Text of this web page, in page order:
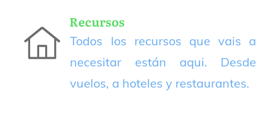
Recursos
Todos los recursos que vais a
necesitar están aqui. Desde
vuelos, a hoteles y restaurantes.